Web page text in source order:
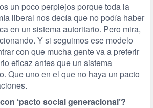
un poco perplejos porque toda la
liberal nos decía que no podía haber
en un sistema autoritario. Pero mira,
Y si seguimos ese modelo
con que mucha gente va a preferir
eficaz antes que un sistema
Que uno en el que no haya un pacto
‘pacto social generacional’?